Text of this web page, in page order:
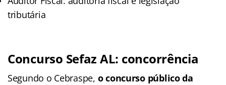
tributária
Concurso Sefaz AL: concorrência
Segundo o Cebraspe, o concurso público da